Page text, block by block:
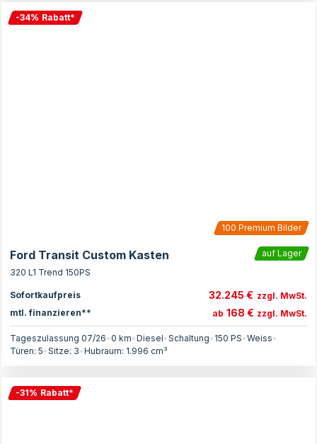
-34% Rabatt*
100 Premium Bilder
Ford Transit Custom Kasten
auf Lager
320 L1 Trend 150PS
Sofortkaufpreis 32.245 € zzgl. MwSt.
mtl. finanzieren**
ab 168 € zzgl. MwSt.
Tageszulassung 07/26•0 km•Diesel•Schaltung• 150 PS•Weiss•
Türen: 5•Sitze: 3•Hubraum: 1.996 cm³
-31% Rabatt*